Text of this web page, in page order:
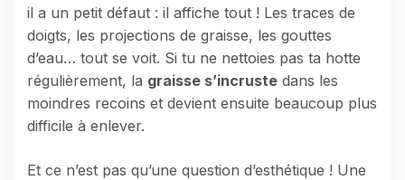
il a un petit défaut : il affiche tout ! Les traces de
doigts, les projections de graisse, les gouttes
d’eau… tout se voit. Si tu ne nettoies pas ta hotte
régulièrement, la graisse s’incruste dans les
moindres recoins et devient ensuite beaucoup plus
difficile à enlever.
Et ce n’est pas qu’une question d’esthétique ! Une